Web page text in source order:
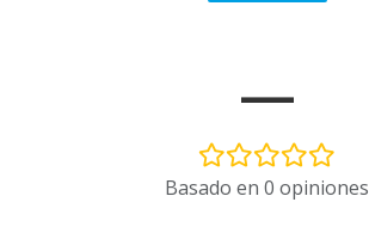
—
Basado en 0 opiniones